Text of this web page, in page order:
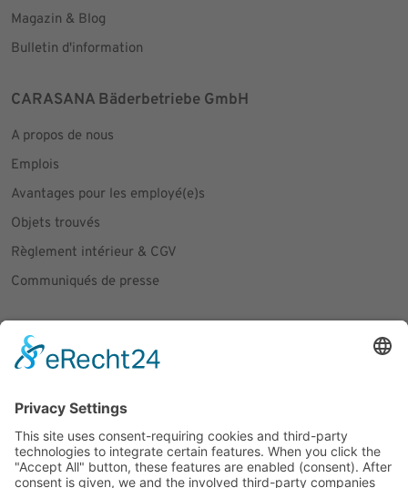
Magazin & Blog
Bulletin d'information
CARASANA Bäderbetriebe GmbH
A propos de nous
Emplois
Avantages pour les employé(e)s
Objets trouvés
Règlement intérieur & CGV
Communiqués de presse
Social Media
Facebook
Instagram